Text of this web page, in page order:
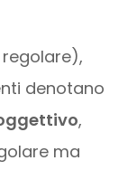
denotano
,
ma